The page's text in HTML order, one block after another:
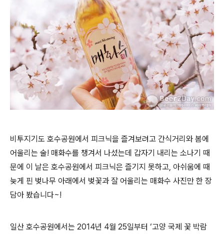
비투지기도 호수공원에서 피크닉을 즐겨보려고 간식거리와 봄에
어울리는 술! 매화수를 챙겨서 나섰는데 갑자기 내리는 소나기 때
문에 이 날은 호수공원에서 피크닉은 즐기지 못하고, 아쉬움에 때
늦게 핀 벚나무 아래에서 벚꽃과 잘 어울리는 매화수 사진만 한 장
담아 봤습니다~!
일산 호수공원에서는 2014년 4월 25일부터 ‘고양 국제 꽃 박람